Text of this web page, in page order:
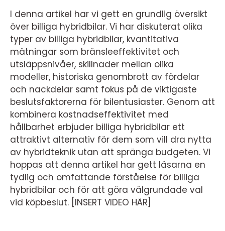
I denna artikel har vi gett en grundlig översikt
över billiga hybridbilar. Vi har diskuterat olika
typer av billiga hybridbilar, kvantitativa
mätningar som bränsleeffektivitet och
utsläppsnivåer, skillnader mellan olika
modeller, historiska genombrott av fördelar
och nackdelar samt fokus på de viktigaste
beslutsfaktorerna för bilentusiaster. Genom att
kombinera kostnadseffektivitet med
hållbarhet erbjuder billiga hybridbilar ett
attraktivt alternativ för dem som vill dra nytta
av hybridteknik utan att spränga budgeten. Vi
hoppas att denna artikel har gett läsarna en
tydlig och omfattande förståelse för billiga
hybridbilar och för att göra välgrundade val
vid köpbeslut. [INSERT VIDEO HÄR]